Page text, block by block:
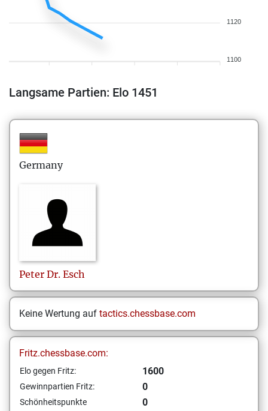
1120
1100
Langsame Partien: Elo 1451
Germany
Peter Dr. Esch
Keine Wertung auf tactics.chessbase.com
Fritz.chessbase.com:
Elo gegen Fritz: 1600
Gewinnpartien Fritz: 0
Schönheitspunkte
0